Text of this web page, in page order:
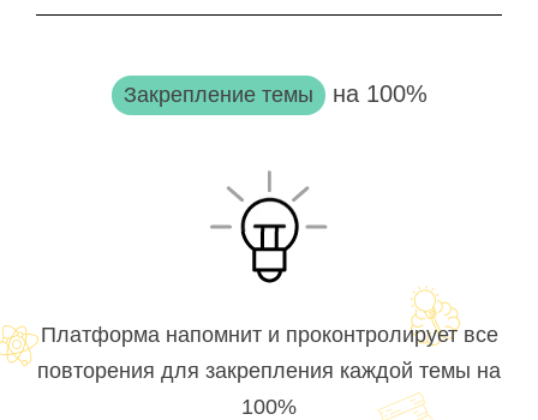
Закрепление темы на 100%
Платформа напомнит и проконтролирует все
повторения для закрепления каждой темы на
100%